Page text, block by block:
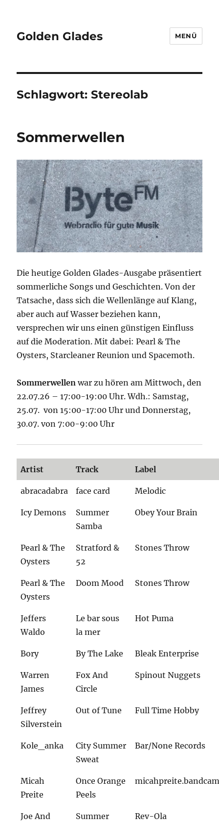
Golden Glades MENÜ
Schlagwort:Stereolab
Sommerwellen
Die heutige Golden Glades-Ausgabe präsentiert
sommerliche Songs und Geschichten. Von der
Tatsache, dass sich die Wellenlänge auf Klang,
aber auch auf Wasser beziehen kann,
versprechen wir uns einen günstigen Einfluss
auf die Moderation. Mit dabei: Pearl & The
Oysters, Starcleaner Reunion und Spacemoth.
Sommerwellen war zu hören am Mittwoch, den
22.07.26 – 17:00-19:00 Uhr. Wdh.: Samstag,
25.07. von 15:00-17:00 Uhr und Donnerstag,
30.07. von 7:00-9:00 Uhr
Artist Track Label
abracadabra face card Melodic
Icy Demons
Summer
Samba
Obey Your Brain
Pearl & The
Oysters
Stratford &
52
Stones Throw
Pearl & The
Oysters
Doom Mood Stones Throw
Jeffers
Waldo
Le bar sous
la mer
Hot Puma
Bory By The Lake Bleak Enterprise
Warren
James
Fox And
Circle
Spinout Nuggets
Jeffrey
Silverstein
Out of Tune Full Time Hobby
Kole_anka
City Summer
Sweat
Bar/None Records
Micah
Preite
Once Orange
Peels
Joe And
Summer
Rev-Ola